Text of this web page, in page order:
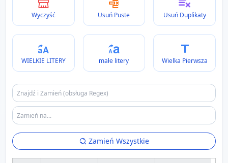
Wyczyść Usuń Puste Usuń Duplikaty
WIELKIE LITERY małe litery Wielka Pierwsza
Zamień Wszystkie